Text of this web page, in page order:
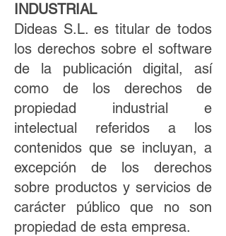
INDUSTRIAL
Dideas S.L. es titular de todos
los derechos sobre el software
de la publicación digital, así
como de los derechos de
propiedad industrial e
intelectual referidos a los
contenidos que se incluyan, a
excepción de los derechos
sobre productos y servicios de
carácter público que no son
propiedad de esta empresa.